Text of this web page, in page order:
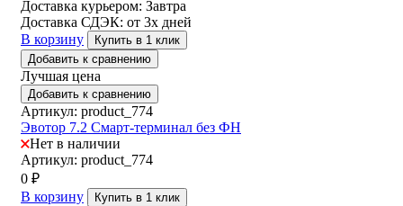
Доставка курьером: Завтра
Доставка СДЭК: от 3х дней
В корзину
Купить в 1 клик
Добавить к сравнению
Лучшая цена
Добавить к сравнению
Артикул: product_774
Эвотор 7.2 Смарт-терминал без ФН
Нет в наличии
Артикул: product_774
0 ₽
В корзину
Купить в 1 клик